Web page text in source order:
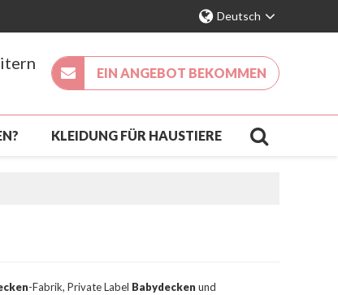
Deutsch
EIN ANGEBOT BEKOMMEN
KLEIDUNG FÜR HAUSTIERE
-Fabrik, Private Label Babydecken und